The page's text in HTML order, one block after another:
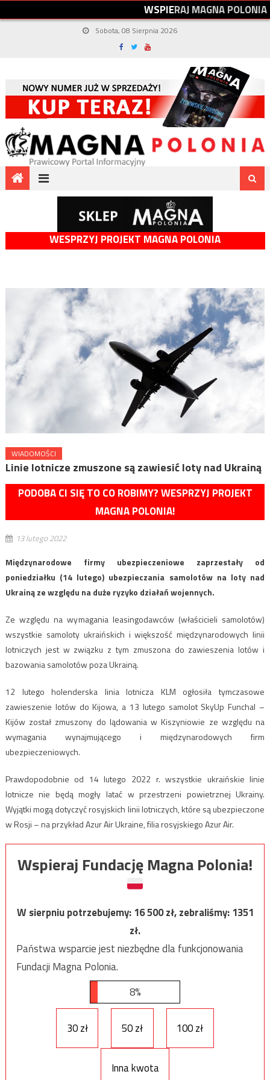
WSPIERAJMAGNAPOLONIA
Sobota, 08 Sierpnia 2026
WESPRZYJ PROJEKT MAGNA POLONIA
WIADOMOŚCI
Linie lotnicze zmuszone są zawiesić loty nad Ukrainą
PODOBA CI SIĘ TO CO ROBIMY? WESPRZYJ PROJEKT
MAGNA POLONIA!
13 lutego 2022
Międzynarodowe firmy ubezpieczeniowe zaprzestały od
poniedziałku (14 lutego) ubezpieczania samolotów na loty nad
Ukrainą ze względu na duże ryzyko działań wojennych.
Ze względu na wymagania leasingodawców (właścicieli samolotów)
wszystkie samoloty ukraińskich i większość międzynarodowych linii
lotniczych jest w związku z tym zmuszona do zawieszenia lotów i
bazowania samolotów poza Ukrainą.
12 lutego holenderska linia lotnicza KLM ogłosiła tymczasowe
zawieszenie lotów do Kijowa, a 13 lutego samolot SkyUp Funchal –
Kijów został zmuszony do lądowania w Kiszyniowie ze względu na
wymagania wynajmującego i międzynarodowych firm
ubezpieczeniowych.
Prawdopodobnie od 14 lutego 2022 r. wszystkie ukraińskie linie
lotnicze nie będą mogły latać w przestrzeni powietrznej Ukrainy.
Wyjątki mogą dotyczyć rosyjskich linii lotniczych, które są ubezpieczone
w Rosji – na przykład Azur Air Ukraine, filia rosyjskiego Azur Air.
Wspieraj Fundację Magna Polonia!
W sierpniu potrzebujemy:16 500zł, zebraliśmy:1351
zł.
Państwa wsparcie jest niezbędne dla funkcjonowania
Fundacji Magna Polonia.
8%
30 zł 50 zł 100 zł
Inna kwota